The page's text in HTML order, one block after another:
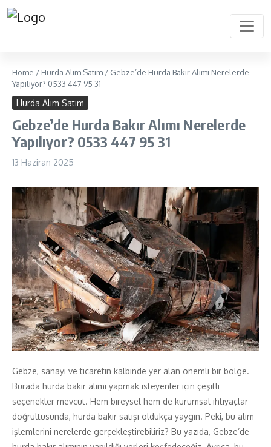
Home / Hurda Alım Satım / Gebze’de Hurda Bakır Alımı Nerelerde
Yapılıyor? 0533 447 95 31
Hurda Alım Satım
Gebze’de Hurda Bakır Alımı Nerelerde
Yapılıyor? 0533 447 95 31
13 Haziran 2025
Gebze, sanayi ve ticaretin kalbinde yer alan önemli bir bölge.
Burada hurda bakır alımı yapmak isteyenler için çeşitli
seçenekler mevcut. Hem bireysel hem de kurumsal ihtiyaçlar
doğrultusunda, hurda bakır satışı oldukça yaygın. Peki, bu alım
işlemlerini nerelerde gerçekleştirebiliriz? Bu yazıda, Gebze’de